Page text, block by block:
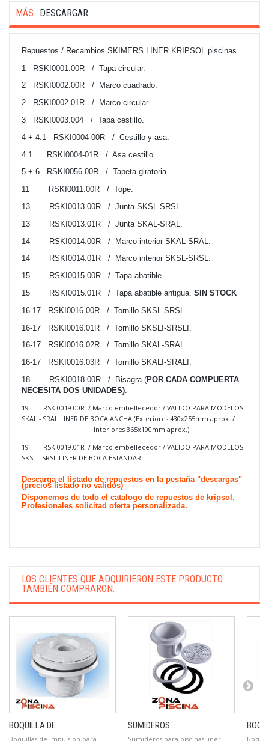
MÁS DESCARGAR
Repuestos / Recambios SKIMERS LINER KRIPSOL piscinas.
1
RSKI0001.00R / Tapa circular.
2
RSKI0002.00R / Marco cuadrado.
2
RSKI0002.01R / Marco circular.
3
RSKI0003.004 / Tapa cestillo.
4 + 4.1
RSKI0004-00R / Cestillo y asa.
4.1 RSKI0004-01R / Asa cestillo.
5 + 6
RSKI0056-00R / Tapeta giratoria.
11
RSKI0011.00R / Tope.
13
RSKI0013.00R / Junta SKSL-SRSL.
13
RSKI0013.01R / Junta SKAL-SRAL.
14
RSKI0014.00R / Marco interior SKAL-SRAL.
14
RSKI0014.01R / Marco interior SKSL-SRSL.
15
RSKI0015.00R / Tapa abatible.
15
RSKI0015.01R / Tapa abatible antigua. SIN STOCK
16-17
RSKI0016.00R / Tornillo SKSL-SRSL.
16-17
RSKI0016.01R / Tornillo SKSLI-SRSLI.
16-17
RSKI0016.02R / Tornillo SKAL-SRAL.
16-17
RSKI0016.03R / Tornillo SKALI-SRALI.
18
RSKI0018.00R / Bisagra (POR CADA COMPUERTA
NECESITA DOS UNIDADES).
19 RSKI0019.00R / Marco embellecedor / VALIDO PARA MODELOS
SKAL - SRAL LINER DE BOCA ANCHA (Exteriores 430x255mm aprox. /
Interiores 365x190mm aprox.)
19 RSKI0019.01R / Marco embellecedor / VALIDO PARA MODELOS
SKSL - SRSL LINER DE BOCA ESTANDAR.
Descarga el listado de repuestos en la pestaña "descargas"
(precios listado no validos)
Disponemos de todo el catalogo de repuestos de kripsol.
Profesionales solicitad oferta personalizada.
LOS CLIENTES QUE ADQUIRIERON ESTE PRODUCTO
TAMBIÉN COMPRARON:
BOQUILLA DE...
Boquillas de impulsión para
SUMIDEROS...
Sumideros para piscinas liner